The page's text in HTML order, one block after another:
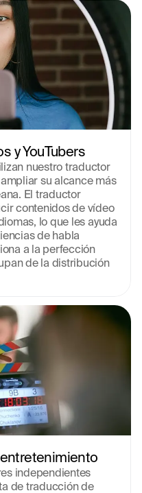
y YouTubers
nuestro traductor
su alcance más
El traductor
contenidos de vídeo
lo que les ayuda
de habla
a la perfección
de la distribución
independientes
de traducción de